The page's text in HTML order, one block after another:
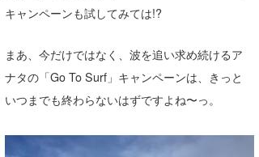
キャンペーンも試してみては!?
まあ、今だけではなく、波を追い求め続けるア
ナタの「Go To Surf」キャンペーンは、きっと
いつまでも終わらないはずですよね〜っ。